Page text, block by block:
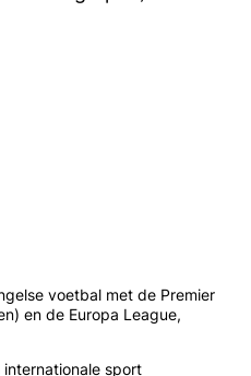
voetbal met de Premier
en de Europa League,
sport